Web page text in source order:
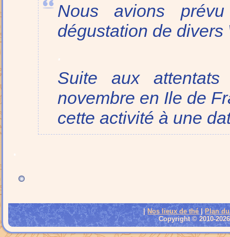
Nous avions
dégustation de divers
Suite aux
novembre en Ile de
cette activité à une
|Nos lieux de thé |Plan
Copyright © 2010-